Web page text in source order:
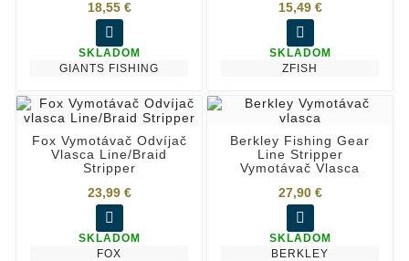
18,55 €

SKLADOM
GIANTS FISHING
15,49 €

SKLADOM
ZFISH
Fox Vymotávač Odvíjač
Vlasca Line/Braid
Stripper
23,99 €

SKLADOM
FOX
Berkley Fishing Gear
Line Stripper
Vymotávač Vlasca
27,90 €

SKLADOM
BERKLEY